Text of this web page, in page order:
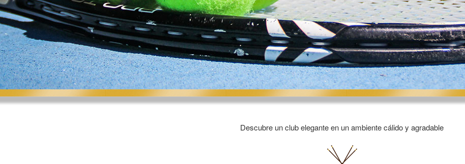
Descubre un club elegante en un ambiente cálido y agradable